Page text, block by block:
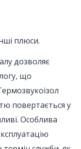
плюси.
дозволяє
що
повертається у
Особлива